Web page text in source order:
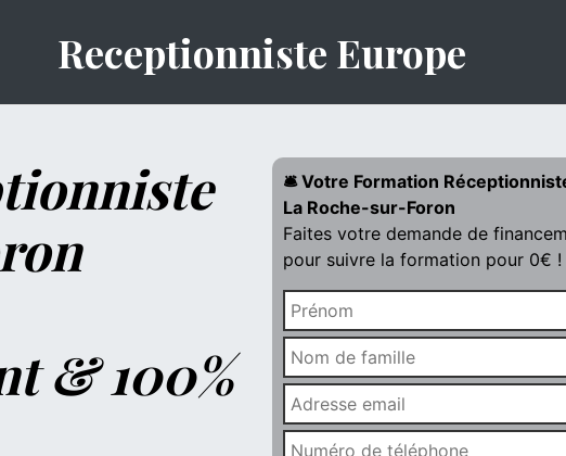
Receptionniste Europe
& 100%
🛎️ Votre Formation
La Roche-sur-Foron
Faites votre demande de
pour suivre la formation pour 0€ !